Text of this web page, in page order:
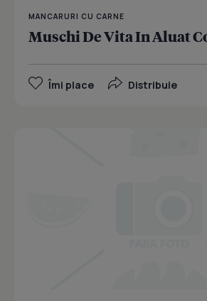
MANCARURI CU CARNE
Muschi De Vita In Aluat
Îmi place Distribuie